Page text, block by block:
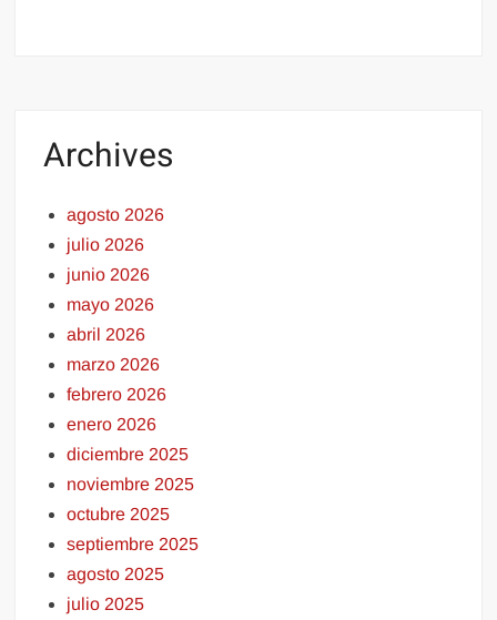
Archives
agosto 2026
julio 2026
junio 2026
mayo 2026
abril 2026
marzo 2026
febrero 2026
enero 2026
diciembre 2025
noviembre 2025
octubre 2025
septiembre 2025
agosto 2025
julio 2025